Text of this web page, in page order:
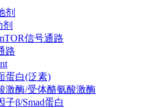
剂
信号通路
路
蛋白(泛素)
激酶/受体酪氨酸激酶
子β/Smad蛋白